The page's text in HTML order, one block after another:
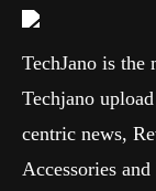
TechJano is the
Techjano
centric news,
Accessories